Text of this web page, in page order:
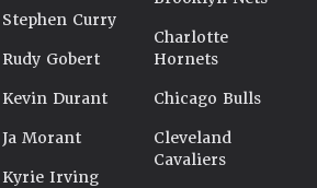
Stephen Curry
Rudy Gobert
Kevin Durant
Ja Morant
Kyrie Irving
Charlotte
Hornets
Chicago Bulls
Cleveland
Cavaliers